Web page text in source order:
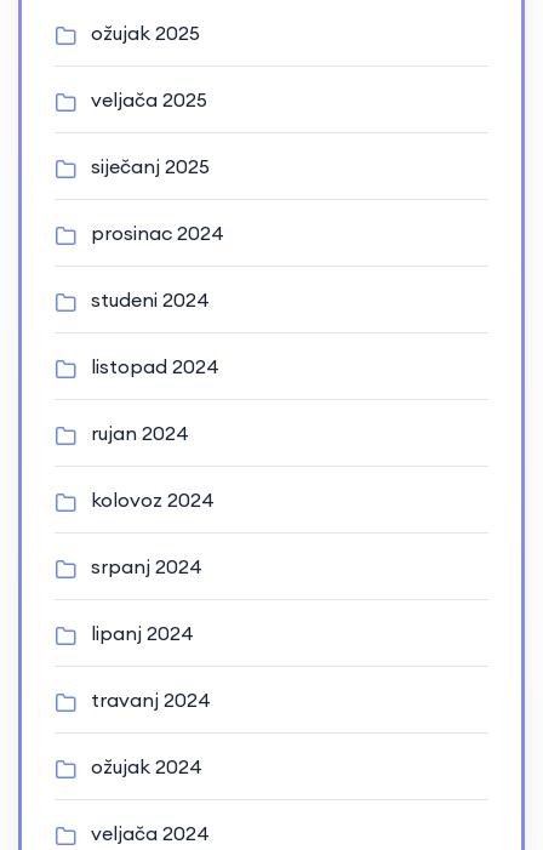
ožujak 2025
veljača 2025
siječanj 2025
prosinac 2024
studeni 2024
listopad 2024
rujan 2024
kolovoz 2024
srpanj 2024
lipanj 2024
travanj 2024
ožujak 2024
veljača 2024